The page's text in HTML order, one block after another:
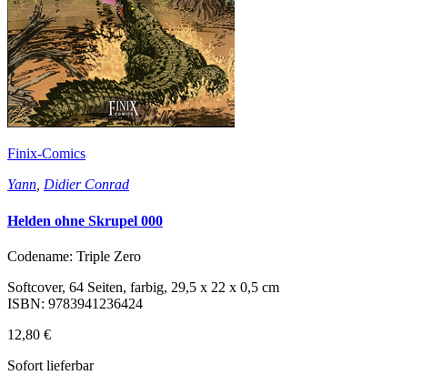
Finix-Comics
Yann, Didier Conrad
Helden ohne Skrupel 000
Codename: Triple Zero
Softcover, 64 Seiten, farbig, 29,5 x 22 x 0,5 cm
ISBN: 9783941236424
12,80 €
Sofort lieferbar